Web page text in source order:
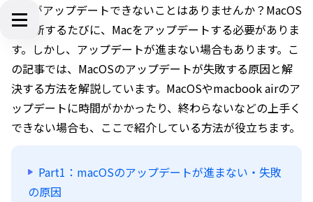
Macがアップデートできないことはありませんか？MacOS
が更新するたびに、Macをアップデートする必要がありま
す。しかし、アップデートが進まない場合もあります。こ
の記事では、MacOSのアップデートが失敗する原因と解
決する方法を解説しています。MacOSやmacbook airのア
ップデートに時間がかかったり、終わらないなどの上手く
できない場合も、ここで紹介している方法が役立ちます。
Part1：macOSのアップデートが進まない・失敗
の原因